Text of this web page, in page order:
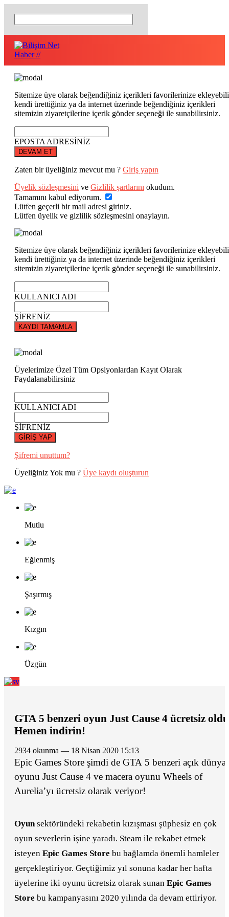
Sitemize üye olarak beğendiğiniz içerikleri favorilerinize
kendi ürettiğiniz ya da internet üzerinde beğendiğiniz içerikleri
sitemizin ziyaretçilerine içerik gönder seçeneği ile sunabilirsiniz.
EPOSTA ADRESİNİZ
DEVAM ET
Zaten bir üyeliğiniz mevcut mu ? Giriş yapın
Üyelik sözleşmesini ve Gizlilik şartlarını okudum.
Tamamını kabul ediyorum.
Lütfen geçerli bir mail adresi giriniz.
Lütfen üyelik ve gizlilik sözleşmesini onaylayın.
Sitemize üye olarak beğendiğiniz içerikleri favorilerinize
kendi ürettiğiniz ya da internet üzerinde beğendiğiniz içerikleri
sitemizin ziyaretçilerine içerik gönder seçeneği ile sunabilirsiniz.
KULLANICI ADI
ŞİFRENİZ
KAYDI TAMAMLA
Üyelerimize Özel Tüm Opsiyonlardan Kayıt Olarak
Faydalanabilirsiniz
KULLANICI ADI
ŞİFRENİZ
GİRİŞ YAP
Şifremi unuttum?
Üyeliğiniz Yok mu ? Üye kaydı oluşturun
Mutlu
Eğlenmiş
Şaşırmış
Kızgın
Üzgün
GTA 5 benzeri oyun Just Cause 4 ücretsiz
Hemen indirin!
2934 okunma — 18 Nisan 2020 15:13
Epic Games Store şimdi de GTA 5 benzeri açık dünya
oyunu Just Cause 4 ve macera oyunu Wheels of
Aurelia’yı ücretsiz olarak veriyor!
Oyun sektöründeki rekabetin kızışması şüphesiz en çok
oyun severlerin işine yaradı. Steam ile rekabet etmek
isteyen Epic Games Store bu bağlamda önemli hamleler
gerçekleştiriyor. Geçtiğimiz yıl sonuna kadar her hafta
üyelerine iki oyunu ücretsiz olarak sunan Epic Games
Store bu kampanyasını 2020 yılında da devam ettiriyor.